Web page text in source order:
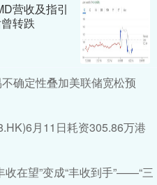
营收及指引
转跌
确定性叠加美联储宽松预
月11日耗资305.86万港
收在望”变成“丰收到手”——“三